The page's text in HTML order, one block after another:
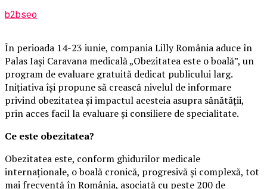
b2bseo
În perioada 14-23 iunie, compania Lilly România aduce în
Palas Iași Caravana medicală „Obezitatea este o boală”, un
program de evaluare gratuită dedicat publicului larg.
Inițiativa își propune să crească nivelul de informare
privind obezitatea și impactul acesteia asupra sănătății,
prin acces facil la evaluare și consiliere de specialitate.
Ce este obezitatea?
Obezitatea este, conform ghidurilor medicale
internaționale, o boală cronică, progresivă și complexă, tot
mai frecventă în România, asociată cu peste 200 de